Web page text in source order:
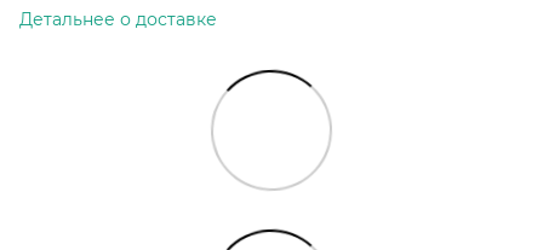
Детальнее о доставке